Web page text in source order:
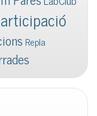
Repla